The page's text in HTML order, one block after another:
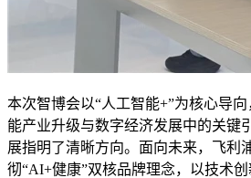
本次智博会以“人工智能+”为核心导
能产业升级与数字经济发展中的关键
展指明了清晰方向。面向未来，飞利
彻“AI+健康”双核品牌理念，以技术